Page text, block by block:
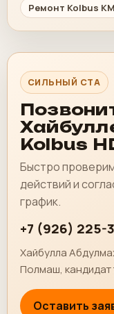
Ремонт Kolbus
СИЛЬНЫЙ CTA
Kolbus
Быстро
действий и
график.
+7 (926) 225-
Хайбулла
Полмаш, кандидат
Оставить